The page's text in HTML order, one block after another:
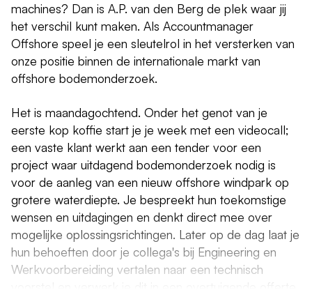
machines? Dan is A.P. van den Berg de plek waar jij
het verschil kunt maken. Als Accountmanager
Offshore speel je een sleutelrol in het versterken van
onze positie binnen de internationale markt van
offshore bodemonderzoek.
Het is maandagochtend. Onder het genot van je
eerste kop koffie start je je week met een videocall;
een vaste klant werkt aan een tender voor een
project waar uitdagend bodemonderzoek nodig is
voor de aanleg van een nieuw offshore windpark op
grotere waterdiepte. Je bespreekt hun toekomstige
wensen en uitdagingen en denkt direct mee over
mogelijke oplossingsrichtingen. Later op de dag laat je
hun behoeften door je collega's bij Engineering en
Werkvoorbereiding vertalen naar een technisch